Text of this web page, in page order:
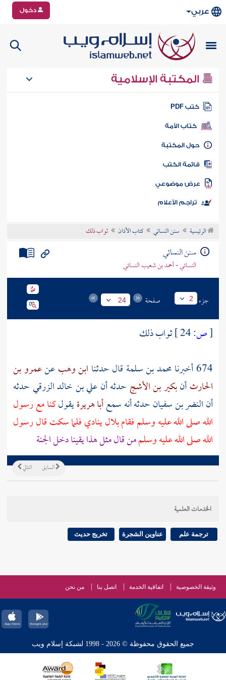
عربي دخول
المكتبة الإسلامية
كتب PDF
كتاب الأمة
المكتبة
الكتب
موضوعي
تراجم الأعلام
الرئيسية سنن النسائي كتاب الأذان ثواب ذلك
سنن النسائي
النسائي - أحمد بن شعيب النسائي
جزء 2 صفحة 24
[ص:
ثواب ذلك
674 أخبرنا
محمد بن سلمة قال حدثنا ابن وهبعنعمرو بن
الحارثأنبكير بن الأشج حدثه أنعلي بن خالد الزرقيحدثه
أنالنضر بن سفيانحدثه أنه سمعأبا هريرةيقولكنا مع رسول
الله صلى الله عليه وسلم فقامبلالينادي فلما سكت قال رسول
الله صلى الله عليه وسلممن قال مثل هذا يقينا دخل الجنة
التالي السابق
الخدمات العلمية
ترجمة علم عناوين الشجرة تخريج حديث
وثيقة الخصوصية اتفاقية الخدمة اتصل بنا من نحن
جميع الحقوق محفوظة © 2026 - 1998 لشبكة إسلام ويب